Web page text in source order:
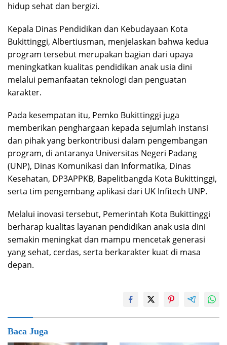
hidup sehat dan bergizi.
Kepala Dinas Pendidikan dan Kebudayaan Kota
Bukittinggi, Albertiusman, menjelaskan bahwa kedua
program tersebut merupakan bagian dari upaya
meningkatkan kualitas pendidikan anak usia dini
melalui pemanfaatan teknologi dan penguatan
karakter.
Pada kesempatan itu, Pemko Bukittinggi juga
memberikan penghargaan kepada sejumlah instansi
dan pihak yang berkontribusi dalam pengembangan
program, di antaranya Universitas Negeri Padang
(UNP), Dinas Komunikasi dan Informatika, Dinas
Kesehatan, DP3APPKB, Bapelitbangda Kota Bukittinggi,
serta tim pengembang aplikasi dari UK Infitech UNP.
Melalui inovasi tersebut, Pemerintah Kota Bukittinggi
berharap kualitas layanan pendidikan anak usia dini
semakin meningkat dan mampu mencetak generasi
yang sehat, cerdas, serta berkarakter kuat di masa
depan.
Baca Juga